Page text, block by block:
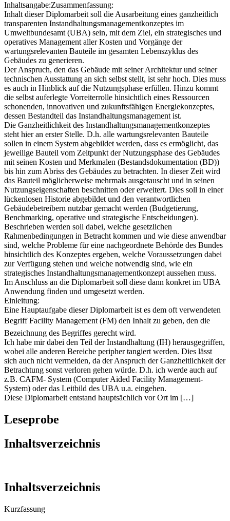
Inhaltsangabe:Zusammenfassung:
Inhalt dieser Diplomarbeit soll die Ausarbeitung eines ganzheitlich
transparenten Instandhaltungsmanagementkonzeptes im
Umweltbundesamt (UBA) sein, mit dem Ziel, ein strategisches und
operatives Management aller Kosten und Vorgänge der
wartungsrelevanten Bauteile im gesamten Lebenszyklus des
Gebäudes zu generieren.
Der Anspruch, den das Gebäude mit seiner Architektur und seiner
technischen Ausstattung an sich selbst stellt, ist sehr hoch. Dies muss
es auch in Hinblick auf die Nutzungsphase erfüllen. Hinzu kommt
die selbst auferlegte Vorreiterrolle hinsichtlich eines Ressourcen
schonenden, innovativen und zukunftsfähigen Energiekonzeptes,
dessen Bestandteil das Instandhaltungsmanagement ist.
Die Ganzheitlichkeit des Instandhaltungsmanagementkonzeptes
steht hier an erster Stelle. D.h. alle wartungsrelevanten Bauteile
sollen in einem System abgebildet werden, dass es ermöglicht, das
jeweilige Bauteil vom Zeitpunkt der Nutzungsphase des Gebäudes
mit seinen Kosten und Merkmalen (Bestandsdokumentation (BD))
bis hin zum Abriss des Gebäudes zu betrachten. In dieser Zeit wird
das Bauteil möglicherweise mehrmals ausgetauscht und in seinen
Nutzungseigenschaften beschnitten oder erweitert. Dies soll in einer
lückenlosen Historie abgebildet und den verantwortlichen
Gebäudebetreibern nutzbar gemacht werden (Budgetierung,
Benchmarking, operative und strategische Entscheidungen).
Beschrieben werden soll dabei, welche gesetzlichen
Rahmenbedingungen in Betracht kommen und wie diese anwendbar
sind, welche Probleme für eine nachgeordnete Behörde des Bundes
hinsichtlich des Konzeptes ergeben, welche Voraussetzungen dabei
zur Verfügung stehen und welche notwendig sind, wie ein
strategisches Instandhaltungsmanagementkonzept aussehen muss.
Im Anschluss an die Diplomarbeit soll diese dann konkret im UBA
Anwendung finden und umgesetzt werden.
Einleitung:
Eine Hauptaufgabe dieser Diplomarbeit ist es dem oft verwendeten
Begriff Facility Management (FM) den Inhalt zu geben, den die
Bezeichnung des Begriffes gerecht wird.
Ich habe mir dabei den Teil der Instandhaltung (IH) herausgegriffen,
wobei alle anderen Bereiche peripher tangiert werden. Dies lässt
sich auch nicht vermeiden, da der Anspruch der Ganzheitlichkeit der
Betrachtung sonst verloren gehen würde. D.h. ich werde auch auf
z.B. CAFM- System (Computer Aided Facility Management-
System) oder das Leitbild des UBA u.a. eingehen.
Diese Diplomarbeit entstand hauptsächlich vor Ort im […]
Leseprobe
Inhaltsverzeichnis
Inhaltsverzeichnis
Kurzfassung